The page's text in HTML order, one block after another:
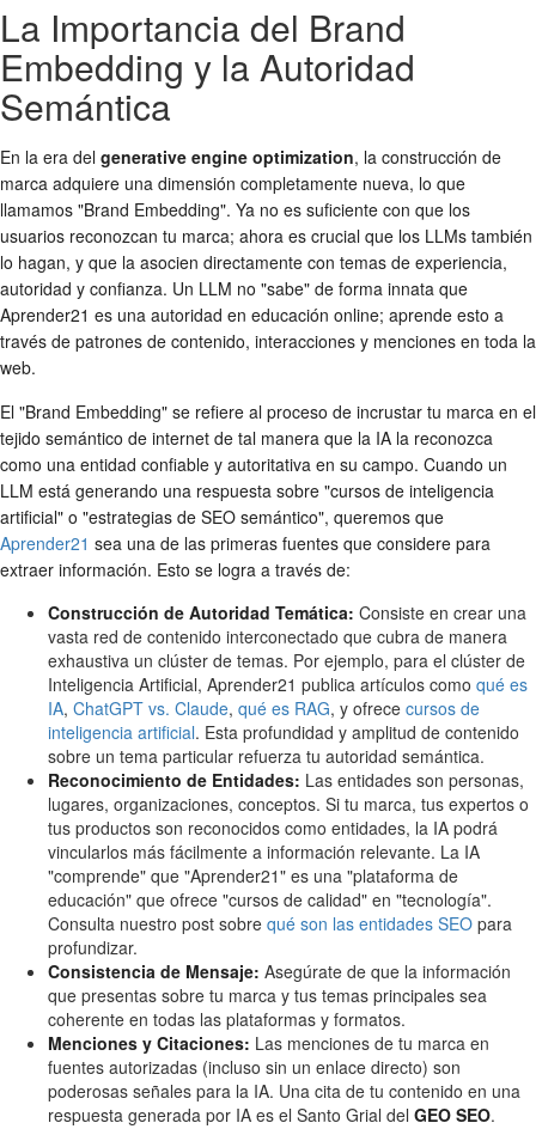
La Importancia del Brand
Embedding y la Autoridad
Semántica
En la era del generative engine optimization, la construcción de
marca adquiere una dimensión completamente nueva, lo que
llamamos "Brand Embedding". Ya no es suficiente con que los
usuarios reconozcan tu marca; ahora es crucial que los LLMs también
lo hagan, y que la asocien directamente con temas de experiencia,
autoridad y confianza. Un LLM no "sabe" de forma innata que
Aprender21 es una autoridad en educación online; aprende esto a
través de patrones de contenido, interacciones y menciones en toda la
web.
El "Brand Embedding" se refiere al proceso de incrustar tu marca en el
tejido semántico de internet de tal manera que la IA la reconozca
como una entidad confiable y autoritativa en su campo. Cuando un
LLM está generando una respuesta sobre "cursos de inteligencia
artificial" o "estrategias de SEO semántico", queremos que
Aprender21 sea una de las primeras fuentes que considere para
extraer información. Esto se logra a través de:
Construcción de Autoridad Temática: Consiste en crear una
vasta red de contenido interconectado que cubra de manera
exhaustiva un clúster de temas. Por ejemplo, para el clúster de
Inteligencia Artificial, Aprender21 publica artículos como qué es
IA, ChatGPT vs. Claude, qué es RAG, y ofrece cursos de
inteligencia artificial. Esta profundidad y amplitud de contenido
sobre un tema particular refuerza tu autoridad semántica.
Reconocimiento de Entidades: Las entidades son personas,
lugares, organizaciones, conceptos. Si tu marca, tus expertos o
tus productos son reconocidos como entidades, la IA podrá
vincularlos más fácilmente a información relevante. La IA
"comprende" que "Aprender21" es una "plataforma de
educación" que ofrece "cursos de calidad" en "tecnología".
Consulta nuestro post sobre qué son las entidades SEO para
profundizar.
Consistencia de Mensaje: Asegúrate de que la información
que presentas sobre tu marca y tus temas principales sea
coherente en todas las plataformas y formatos.
Menciones y Citaciones: Las menciones de tu marca en
fuentes autorizadas (incluso sin un enlace directo) son
poderosas señales para la IA. Una cita de tu contenido en una
respuesta generada por IA es el Santo Grial del GEO SEO.